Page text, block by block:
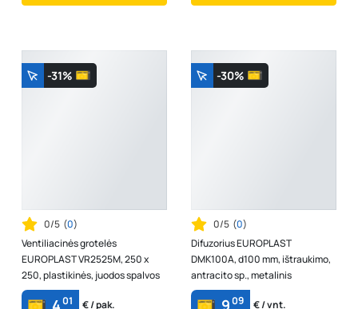
-31%
0/5 (0)
Ventiliacinės grotelės
EUROPLAST VR2525M, 250 x
250, plastikinės, juodos spalvos
01 € / pak.
-30%
0/5 (0)
Difuzorius EUROPLAST
DMK100A, d100 mm, ištraukimo,
antracito sp., metalinis
09 € / vnt.